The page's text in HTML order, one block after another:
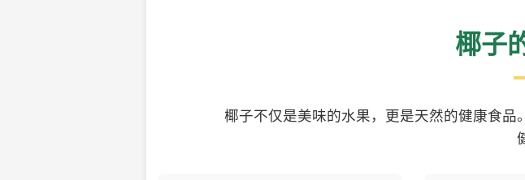
椰子
椰子不仅是美味的水果，更是天然的健康食